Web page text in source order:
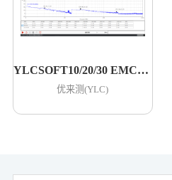
YLCSOFT10/20/30 EMC测试软件
优来测(YLC)